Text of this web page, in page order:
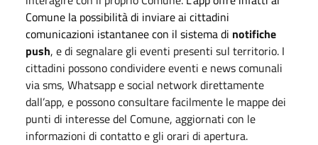
Comune la possibilità di inviare ai cittadini
comunicazioni istantanee con il sistema di notifiche
push, e di segnalare gli eventi presenti sul territorio. I
cittadini possono condividere eventi e news comunali
via sms, Whatsapp e social network direttamente
dall’app, e possono consultare facilmente le mappe dei
punti di interesse del Comune, aggiornati con le
informazioni di contatto e gli orari di apertura.